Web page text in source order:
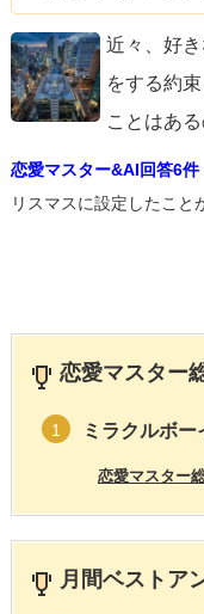
近々、好
をする約
ことはあ
恋愛マスター&AI回答6件
リスマスに設定したこと
恋愛マスター
1 ミラクルボー
恋愛マスター
月間ベストア